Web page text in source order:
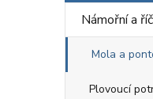
Námořní a
Mola a
Plovoucí